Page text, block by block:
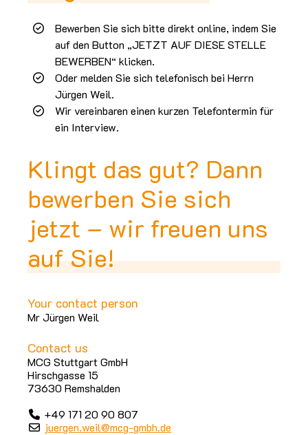
Bewerben Sie sich bitte direkt online, indem Sie
auf den Button „JETZT AUF DIESE STELLE
BEWERBEN“ klicken.
Oder melden Sie sich telefonisch bei Herrn
Jürgen Weil.
Wir vereinbaren einen kurzen Telefontermin für
ein Interview.
Klingt das gut? Dann
bewerben Sie sich
jetzt – wir freuen uns
auf Sie!
Your contact person
Mr Jürgen Weil
Contact us
MCG Stuttgart GmbH
Hirschgasse 15
73630 Remshalden
+49 171 20 90 807
juergen.weil@mcg-gmbh.de